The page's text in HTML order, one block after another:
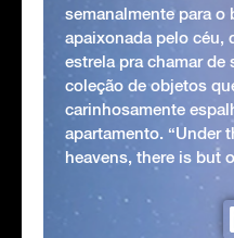
semanalmente para o
apaixonada pelo céu,
estrela pra chamar de
coleção de objetos
carinhosamente
apartamento. “Under
heavens, there is but